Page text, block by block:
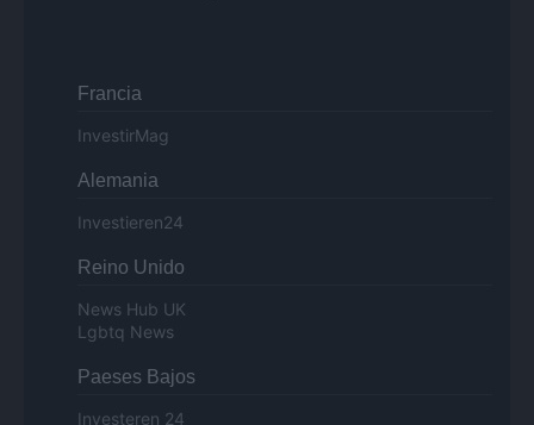
Francia
InvestirMag
Alemania
Investieren24
Reino Unido
News Hub UK
Lgbtq News
Paeses Bajos
Investeren 24